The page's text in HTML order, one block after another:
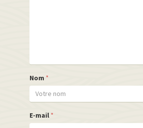
Nom *
E-mail *